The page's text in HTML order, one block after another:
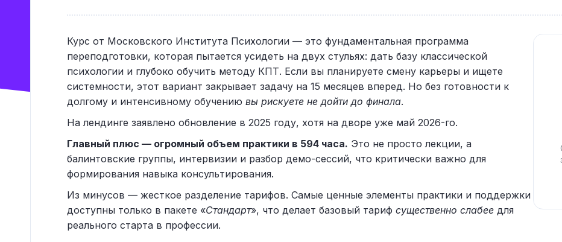
Курс от Московского Института Психологии — это фундаментальная программа
переподготовки, которая пытается усидеть на двух стульях: дать базу классической
психологии и глубоко обучить методу КПТ. Если вы планируете смену карьеры и ищете
системности, этот вариант закрывает задачу на 15 месяцев вперед. Но без готовности к
долгому и интенсивному обучению вы рискуете не дойти до финала.
На лендинге заявлено обновление в 2025 году, хотя на дворе уже май 2026-го.
Главный плюс — огромный объем практики в 594 часа. Это не просто лекции, а
балинтовские группы, интервизии и разбор демо-сессий, что критически важно для
формирования навыка консультирования.
Из минусов — жесткое разделение тарифов. Самые ценные элементы практики и поддержки
доступны только в пакете «Стандарт», что делает базовый тариф существенно слабее для
реального старта в профессии.